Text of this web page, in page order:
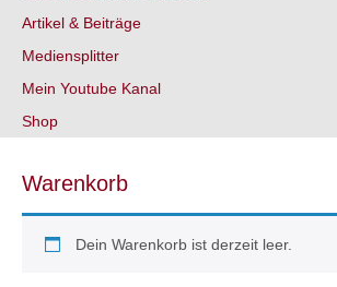
Warenkorb
Dein Warenkorb ist derzeit leer.
Artikel & Beiträge
Mediensplitter
Mein Youtube Kanal
Shop